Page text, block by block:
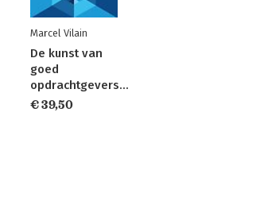
Marcel Vilain
De kunst van
goed
opdrachtgeverschap
€ 39,50